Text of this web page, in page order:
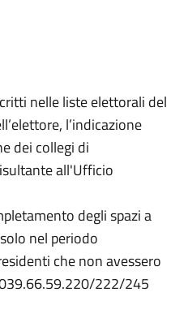
nelle liste elettorali del
l’indicazione
dei collegi di
all'Ufficio
degli spazi a
nel periodo
che non avessero
222/245